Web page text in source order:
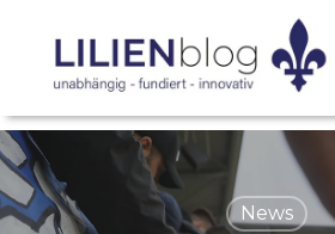
content
News